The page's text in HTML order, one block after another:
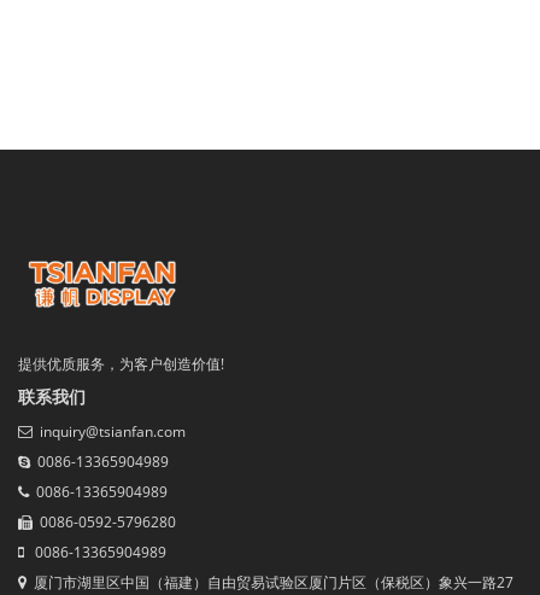
提供优质服务，为客户创造价值!
联系我们
inquiry@tsianfan.com
0086-13365904989
0086-13365904989
0086-0592-5796280
0086-13365904989
厦门市湖里区中国（福建）自由贸易试验区厦门片区（保税区）象兴一路27